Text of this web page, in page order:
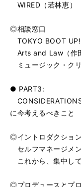
WIRED（若林恵）
◎相談窓口
TOKYO BOOT UP!
Arts and Law（作
ミュージック・ク
● PART3:
に今考えるべきこと
◎イントロダクション
セルフマネージメ
これから、集中し
◎プロデュースとプ